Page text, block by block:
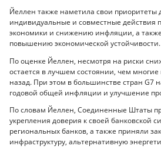
Йеллен также наметила свои приоритеты
индивидуальные и совместные действия
экономики и снижению инфляции, а
повышению экономической устойчивости.
По оценке Йеллен, несмотря на риски
остается в лучшем состоянии, чем многие
назад. При этом в большинстве стран G7
годовой общей инфляции и улучшение
По словам Йеллен, Соединенные Штаты
укрепления доверия к своей банковской
региональных банков, а также приняли
инфраструктуру, альтернативную